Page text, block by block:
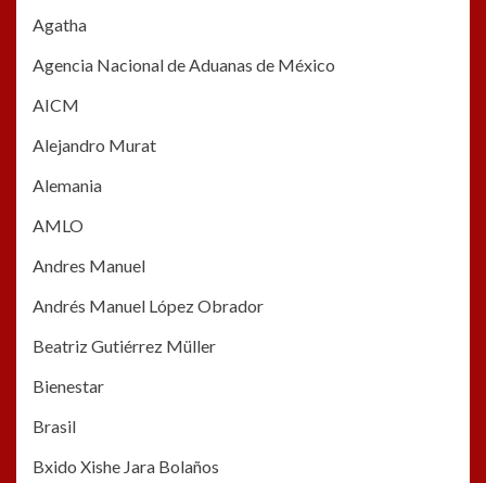
Agatha
Agencia Nacional de Aduanas de México
AICM
Alejandro Murat
Alemania
AMLO
Andres Manuel
Andrés Manuel López Obrador
Beatriz Gutiérrez Müller
Bienestar
Brasil
Bxido Xishe Jara Bolaños